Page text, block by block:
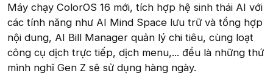
Máy chạy ColorOS 16 mới, tích hợp hệ sinh thái AI với
các tính năng như AI Mind Space lưu trữ và tổng hợp
nội dung, AI Bill Manager quản lý chi tiêu, cùng loạt
công cụ dịch trực tiếp, dịch menu,... đều là những thứ
mình nghĩ Gen Z sẽ sử dụng hàng ngày.